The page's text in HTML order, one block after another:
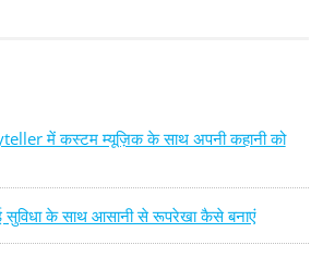
मिला है, साथ ही उन्हें हीडमैन पुरस्कार, ज्वेल बॉक्स
राइटर्स डाइजेस्ट स्टेज प्ले प्रतियोगिता में दो
किया गया है। 'डर्टी लिटिल सीक्रेट,' 'द डिनर
सहित, उनकी हालिया शॉर्ट्स में कुछ ए-लिस्ट
किया गया है और सभी ...
में कस्टम म्यूज़िक के साथ अपनी कहानी को
के साथ आसानी से रूपरेखा कैसे बनाएं